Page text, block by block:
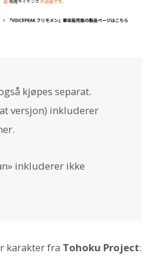
kjøpes separat.
versjon) inkluderer
inkluderer ikke
karakter fra Tohoku Project: